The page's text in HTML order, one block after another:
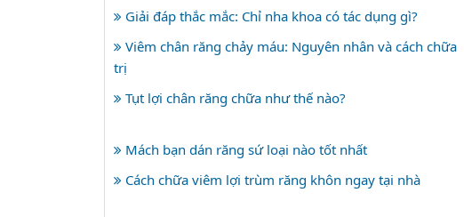
Giải đáp thắc mắc: Chỉ nha khoa có tác dụng gì?
Viêm chân răng chảy máu: Nguyên nhân và cách chữa
trị
Tụt lợi chân răng chữa như thế nào?
Mách bạn dán răng sứ loại nào tốt nhất
Cách chữa viêm lợi trùm răng khôn ngay tại nhà